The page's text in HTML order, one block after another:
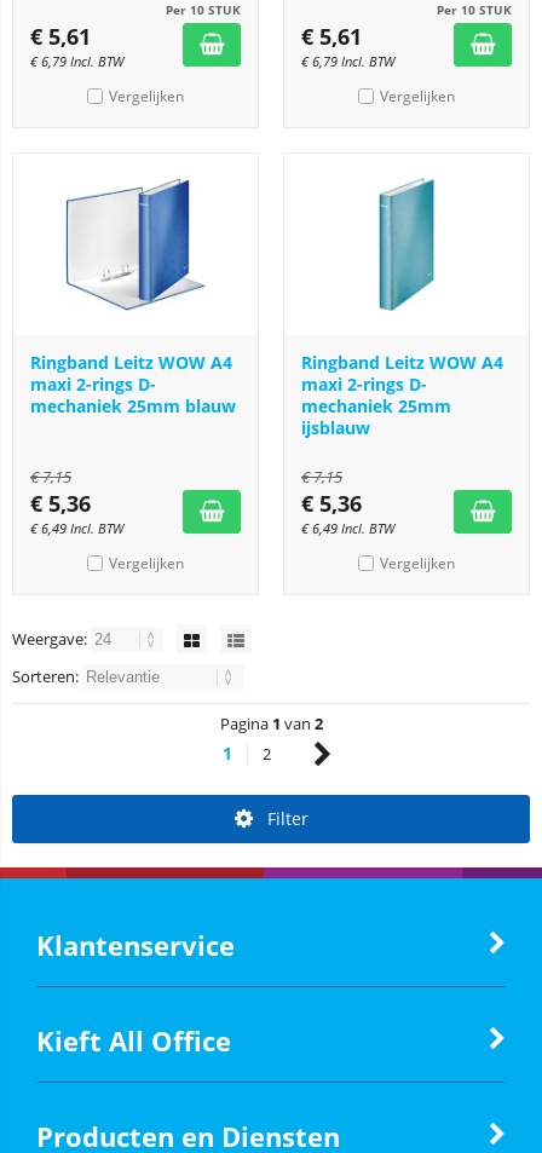
Per 10 STUK
€ 5,61
€6,79 Incl. BTW
Vergelijken
Per 10 STUK
€ 5,61
€6,79 Incl. BTW
Vergelijken
Ringband Leitz WOW A4
maxi 2-rings D-
mechaniek 25mm blauw
€7,15
€ 5,36
€6,49 Incl. BTW
Vergelijken
Ringband Leitz WOW A4
maxi 2-rings D-
mechaniek 25mm
ijsblauw
€7,15
€ 5,36
€6,49 Incl. BTW
Vergelijken
Weergave:
Sorteren:
Pagina 1 van 2
1 2
Filter
Klantenservice
Kieft All Office
Producten en Diensten